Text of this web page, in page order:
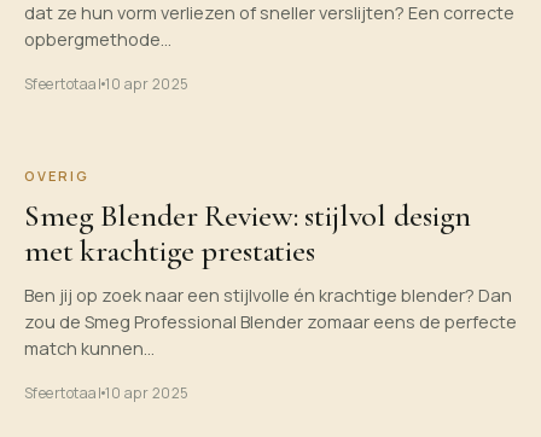
dat ze hun vorm verliezen of sneller verslijten? Een correcte
opbergmethode…
Sfeertotaal10 apr 2025
OVERIG
Smeg Blender Review: stijlvol design
met krachtige prestaties
Ben jij op zoek naar een stijlvolle én krachtige blender? Dan
zou de Smeg Professional Blender zomaar eens de perfecte
match kunnen…
Sfeertotaal10 apr 2025